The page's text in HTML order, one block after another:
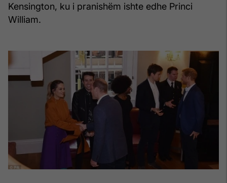
Kensington, ku i pranishëm ishte edhe Princi
William.